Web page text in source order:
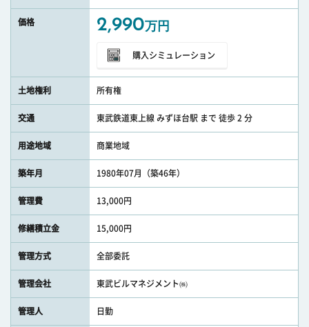
価格 2,990万円
購入シミュレーション
土地権利 所有権
交通 東武鉄道東上線 みずほ台駅 まで 徒歩 2 分
用途地域 商業地域
築年月 1980年07月（築46年）
管理費 13,000円
修繕積立金 15,000円
管理方式 全部委託
管理会社 東武ビルマネジメント㈱
管理人 日勤